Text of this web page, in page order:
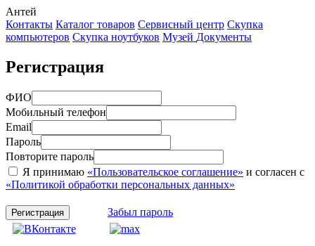
Антей
Контакты Каталог товаров Сервисный центр Cкупка
компьютеров Cкупка ноутбуков Музей Документы
Регистрация
ФИО
Мобильный телефон
Email
Пароль
Повторите пароль
Я принимаю «Пользовательское соглашение» и согласен с
«Политикой обработки персональных данных»
Регистрация Забыл пароль